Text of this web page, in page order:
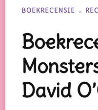
BOEKRECENSIE
David